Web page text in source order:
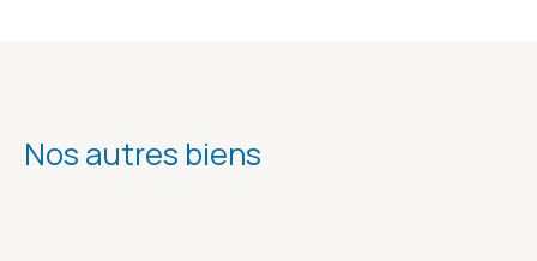
Nos autres biens